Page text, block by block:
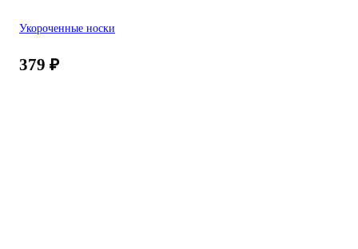
Укороченные носки
379 ₽